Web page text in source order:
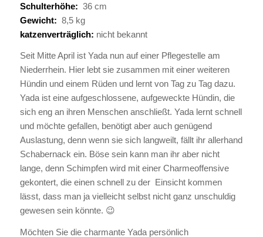
Schulterhöhe: 36 cm
Gewicht: 8,5 kg
katzenverträglich: nicht bekannt
Seit Mitte April ist Yada nun auf einer Pflegestelle am
Niederrhein. Hier lebt sie zusammen mit einer weiteren
Hündin und einem Rüden und lernt von Tag zu Tag dazu.
Yada ist eine aufgeschlossene, aufgeweckte Hündin, die
sich eng an ihren Menschen anschließt. Yada lernt schnell
und möchte gefallen, benötigt aber auch genügend
Auslastung, denn wenn sie sich langweilt, fällt ihr allerhand
Schabernack ein. Böse sein kann man ihr aber nicht
lange, denn Schimpfen wird mit einer Charmeoffensive
gekontert, die einen schnell zu der Einsicht kommen
lässt, dass man ja vielleicht selbst nicht ganz unschuldig
gewesen sein könnte. 😉
Möchten Sie die charmante Yada persönlich